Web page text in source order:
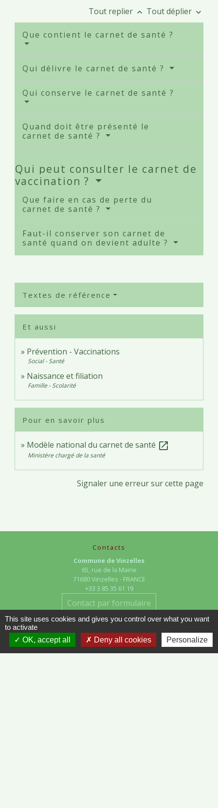
Tout replier keyboard_arrow_up Tout déplier keyboard_arrow_down
Que contient le carnet de santé ?
Qui délivre le carnet de santé ?
Qui conserve le carnet de santé ?
Quand doit être présenté le
carnet de santé ?
Qui peut consulter le carnet de
vaccination ?
Que faire en cas de perte du
carnet de santé ?
Faut-il conserver son carnet de
santé quand on devient adulte ?
Textes de référence
Et aussi
Prévention - Vaccinations
Social - Santé
Naissance et filiation
Famille - Scolarité
Pour en savoir plus
Modèle national du carnet de santé open_in_new
Ministère chargé de la santé
Signaler une erreur sur cette page
Contacts
Commune de Vinzelles
65, rue de la Mairie
71680 Vinzelles - FRANCE
+33 3 85 35 61 19
Contact par formulaire
This site uses cookies and gives you control over what you want
to activate
OK, accept all
Deny all cookies Personalize